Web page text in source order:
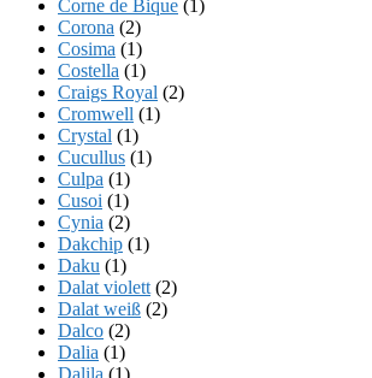
Corne de Bique (1)
Corona (2)
Cosima (1)
Costella (1)
Craigs Royal (2)
Cromwell (1)
Crystal (1)
Cucullus (1)
Culpa (1)
Cusoi (1)
Cynia (2)
Dakchip (1)
Daku (1)
Dalat violett (2)
Dalat weiß (2)
Dalco (2)
Dalia (1)
Dalila (1)